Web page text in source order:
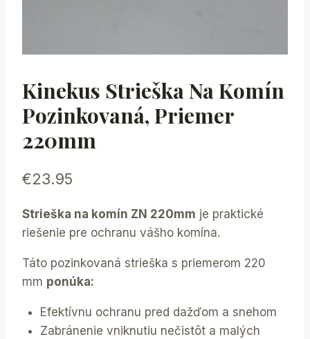
Kinekus Strieška Na Komín
Pozinkovaná, Priemer
220mm
€23.95
Strieška na komín ZN 220mm je praktické
riešenie pre ochranu vášho komína.
Táto pozinkovaná strieška s priemerom 220
mm ponúka:
Efektívnu ochranu pred dažďom a snehom
Zabránenie vniknutiu nečistôt a malých